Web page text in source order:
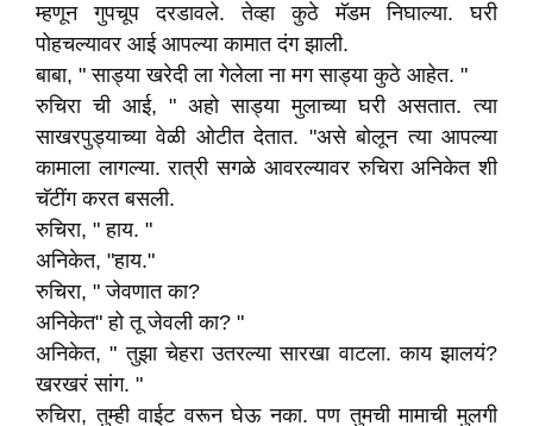
म्हणून गुपचूप दरडावले. तेव्हा कुठे मॅडम निघाल्या. घरी
पोहचल्यावर आई आपल्या कामात दंग झाली.
बाबा, " साड्या खरेदी ला गेलेला ना मग साड्या कुठे आहेत. "
रुचिरा ची आई, " अहो साड्या मुलाच्या घरी असतात. त्या
साखरपुड्याच्या वेळी ओटीत देतात. "असे बोलून त्या आपल्या
कामाला लागल्या. रात्री सगळे आवरल्यावर रुचिरा अनिकेत शी
चॅटींग करत बसली.
रुचिरा, " हाय. "
अनिकेत, "हाय."
रुचिरा, " जेवणात का?
अनिकेत" हो तू जेवली का? "
अनिकेत, " तुझा चेहरा उतरल्या सारखा वाटला. काय झालयं?
खरखरं सांग. "
रुचिरा, तुम्ही वाईट वरून घेऊ नका. पण तुमची मामाची मुलगी